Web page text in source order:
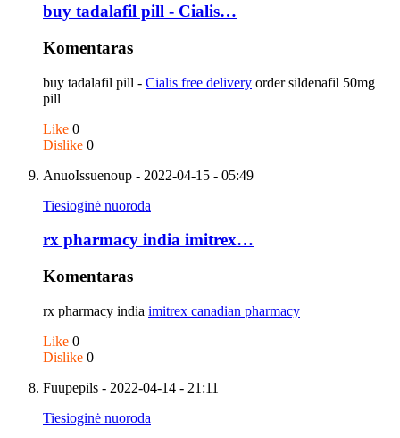
buy tadalafil pill - Cialis…
Komentaras
buy tadalafil pill - Cialis free delivery order sildenafil 50mg
pill
Like 0
Dislike 0
AnuoIssuenoup - 2022-04-15 - 05:49
Tiesioginė nuoroda
rx pharmacy india imitrex…
Komentaras
rx pharmacy india imitrex canadian pharmacy
Like 0
Dislike 0
Fuupepils - 2022-04-14 - 21:11
Tiesioginė nuoroda